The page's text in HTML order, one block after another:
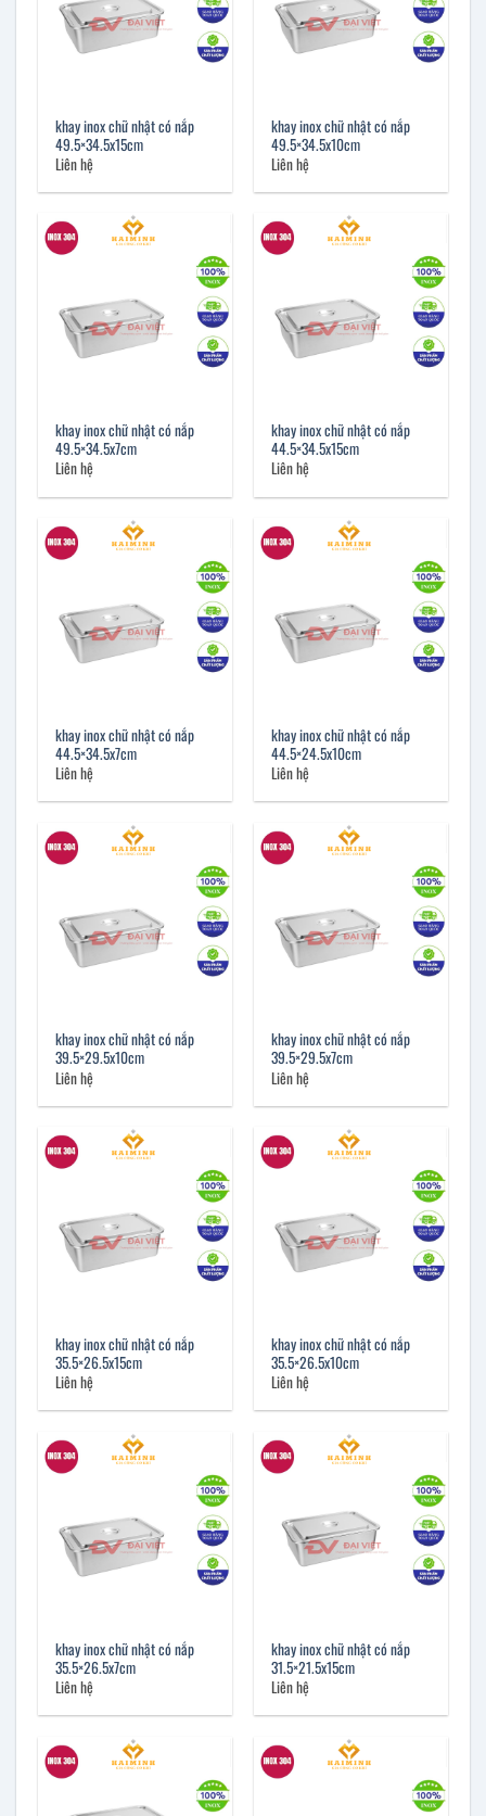
khay inox chữ nhật có nắp
49.5×34.5x15cm
Liên hệ
khay inox chữ nhật có nắp
49.5×34.5x10cm
Liên hệ
khay inox chữ nhật có nắp
49.5×34.5x7cm
Liên hệ
khay inox chữ nhật có nắp
44.5×34.5x15cm
Liên hệ
khay inox chữ nhật có nắp
44.5×34.5x7cm
Liên hệ
khay inox chữ nhật có nắp
44.5×24.5x10cm
Liên hệ
khay inox chữ nhật có nắp
39.5×29.5x10cm
Liên hệ
khay inox chữ nhật có nắp
39.5×29.5x7cm
Liên hệ
khay inox chữ nhật có nắp
35.5×26.5x15cm
Liên hệ
khay inox chữ nhật có nắp
35.5×26.5x10cm
Liên hệ
khay inox chữ nhật có nắp
35.5×26.5x7cm
Liên hệ
khay inox chữ nhật có nắp
31.5×21.5x15cm
Liên hệ